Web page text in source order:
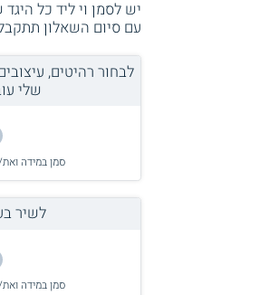
יש לסמן וי ליד כל
עם סיום השאלון
לבחור רהיטים,
שלי
סמן במידה
לשיר
סמן במידה